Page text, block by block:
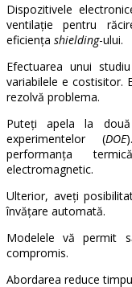
Dispozitivele
ventilație pentru
eficiența shielding-ului.
Efectuarea unui
variabilele e costisitor.
rezolvă problema.
Puteți apela la
experimentelor (DOE
performanța
electromagnetic.
Ulterior, aveți
învățare automată.
Modelele vă permit
compromis.
Abordarea reduce